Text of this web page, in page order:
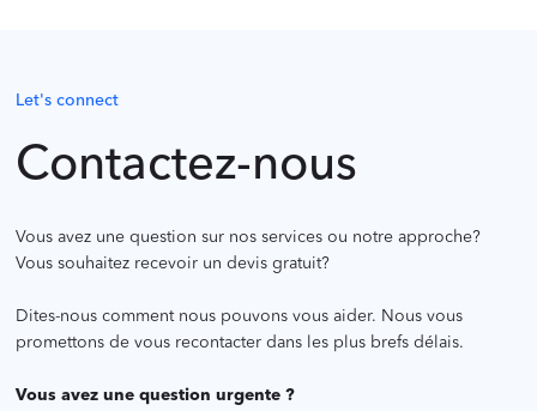
Let's connect
Contactez-nous
Vous avez une question sur nos services ou notre approche?
Vous souhaitez recevoir un devis gratuit?
Dites-nous comment nous pouvons vous aider. Nous vous
promettons de vous recontacter dans les plus brefs délais.
Vous avez une question urgente ?